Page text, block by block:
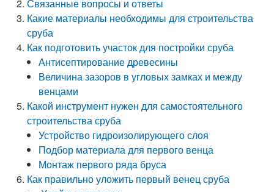
Связанные вопросы и ответы
Какие материалы необходимы для строительства
сруба
Как подготовить участок для постройки сруба
Антисептирование древесины
Величина зазоров в угловых замках и между
венцами
Какой инструмент нужен для самостоятельного
строительства сруба
Устройство гидроизолирующего слоя
Подбор материала для первого венца
Монтаж первого ряда бруса
Как правильно уложить первый венец сруба